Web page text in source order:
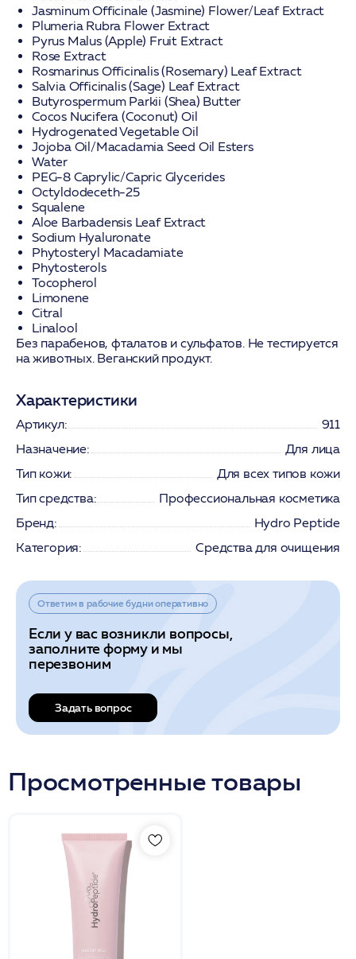
Jasminum Officinale (Jasmine) Flower/Leaf Extract
Plumeria Rubra Flower Extract
Pyrus Malus (Apple) Fruit Extract
Rose Extract
Rosmarinus Officinalis (Rosemary) Leaf Extract
Salvia Officinalis (Sage) Leaf Extract
Butyrospermum Parkii (Shea) Butter
Cocos Nucifera (Coconut) Oil
Hydrogenated Vegetable Oil
Jojoba Oil/Macadamia Seed Oil Esters
Water
PEG-8 Caprylic/Capric Glycerides
Octyldodeceth-25
Squalene
Aloe Barbadensis Leaf Extract
Sodium Hyaluronate
Phytosteryl Macadamiate
Phytosterols
Tocopherol
Limonene
Citral
Linalool
Без парабенов, фталатов и сульфатов. Не тестируется
на животных. Веганский продукт.
Характеристики
Артикул:
911
Назначение:
Для лица
Тип кожи:
Для всех типов кожи
Тип средства:
Профессиональная косметика
Бренд:
Hydro Peptide
Категория:
Средства для очищения
Ответим в рабочие будни оперативно
Если у вас возникли вопросы,
заполните форму и мы
перезвоним
Задать вопрос
Просмотренные товары